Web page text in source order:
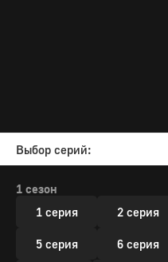
Выбор серий:
1 сезон
1 серия
2 серия
5 серия 6 серия